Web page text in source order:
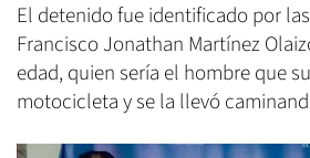
El detenido fue identificado por
Francisco Jonathan Martínez
edad, quien sería el hombre que
motocicleta y se la llevó